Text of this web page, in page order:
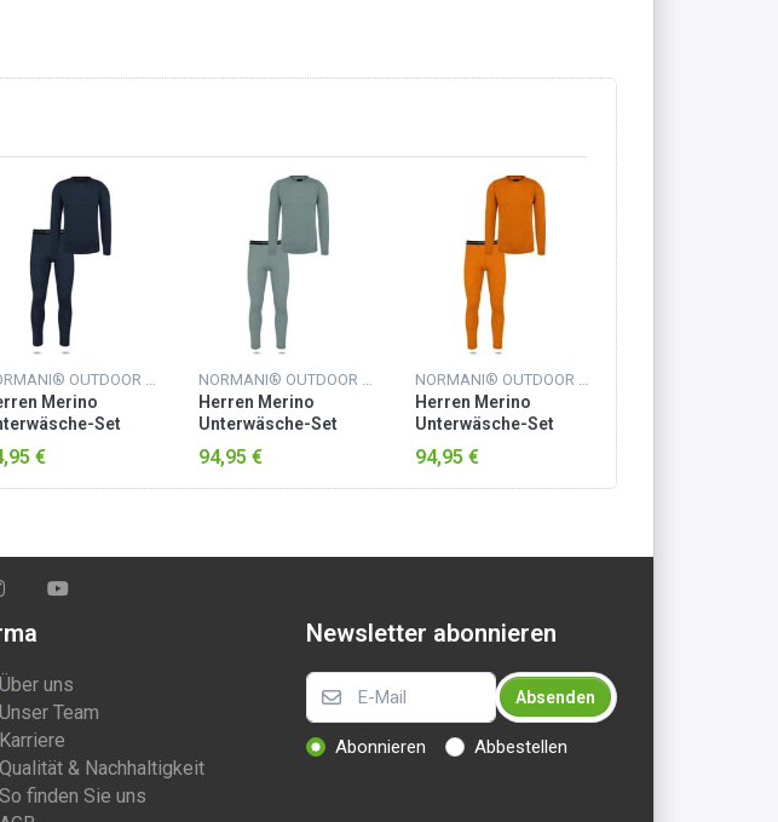
NORMANI® OUTDOOR SPORTS
Merino
Set
Sydney“
€
NORMANI® OUTDOOR SPORTS
Herren Merino
Unterwäsche-Set
„Melbourne/Sydney“
Blau
94,95 €
NORMANI® OUTDOOR SPORTS
Herren Merino
Unterwäsche-Set
„Melbourne/Sydney“
Orange
94,95 €
Über uns
Unser Team
Karriere
Qualität & Nachhaltigkeit
So finden Sie uns
Newsletter abonnieren
Absenden
Abonnieren Abbestellen